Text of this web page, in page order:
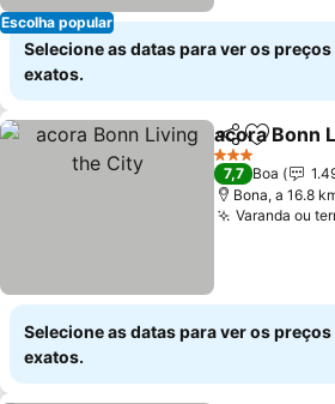
Escolha popular
Selecione as datas para ver os preços
exatos.
Partilhar
acora Bonn
3 Estrelas
7,7 Boa
Bona, a 16.8
Varanda ou
Selecione as datas para ver os preços
exatos.